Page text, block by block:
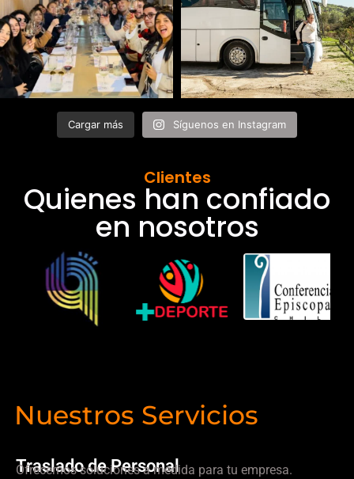
Cargar más Síguenos en Instagram
Clientes
Quienes han confiado
en nosotros
Nuestros Servicios
Traslado de Personal
Ofrecemos soluciones a medida para tu empresa.